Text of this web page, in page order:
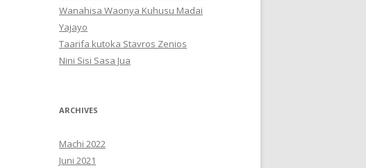
Wanahisa Waonya Kuhusu Madai
Yajayo
Taarifa kutoka Stavros Zenios
Nini Sisi Sasa Jua
ARCHIVES
Machi 2022
Juni 2021